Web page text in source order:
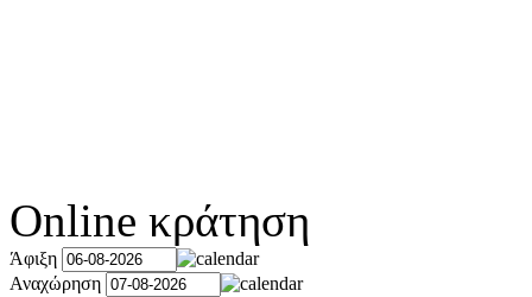
Online κράτηση
Άφιξη
Αναχώρηση